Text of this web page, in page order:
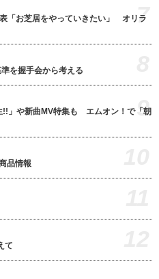
「お芝居をやっていきたい」 オリラ
7
を握手会から考える
!!」や新曲MV特集も エムオン！で「朝
9
品情報
て